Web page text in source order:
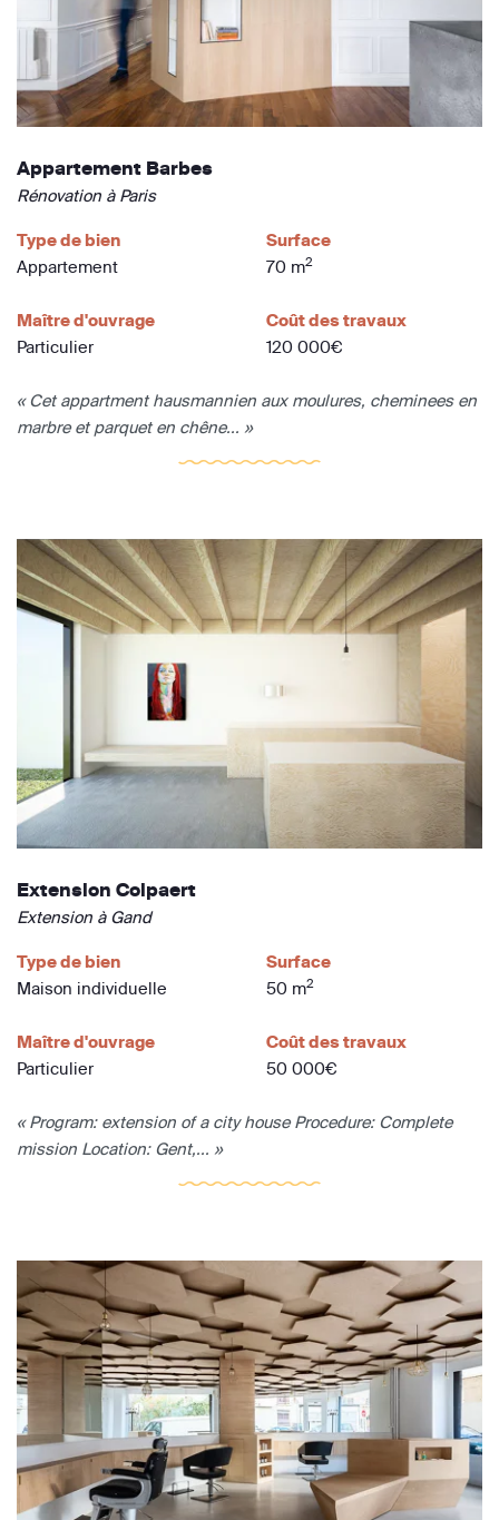
Appartement Barbes
Rénovation à Paris
Type de bien
Appartement
Surface
70 m2
Maître d'ouvrage
Particulier
Coût des travaux
120 000€
« Cet appartment hausmannien aux moulures, cheminees en
marbre et parquet en chêne... »
Extension Colpaert
Extension à Gand
Type de bien
Maison individuelle
Surface
50 m2
Maître d'ouvrage
Particulier
Coût des travaux
50 000€
« Program: extension of a city house Procedure: Complete
mission Location: Gent,... »